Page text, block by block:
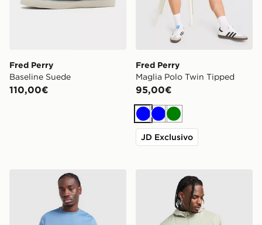
Fred Perry
Baseline Suede
110,00€
Fred Perry
Maglia Polo Twin Tipped
95,00€
BluBluVerde
JD Exclusivo
Fred Perry Maglia Back GraphicFred Perry Giacca